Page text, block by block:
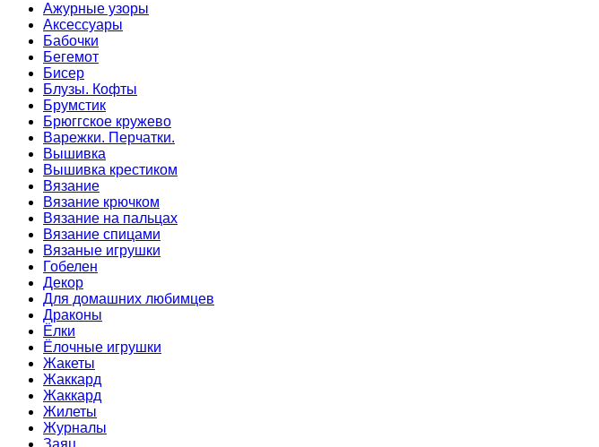
Ажурные узоры
Аксессуары
Бабочки
Бегемот
Бисер
Блузы. Кофты
Брумстик
Брюггское кружево
Варежки. Перчатки.
Вышивка
Вышивка крестиком
Вязание
Вязание крючком
Вязание на пальцах
Вязание спицами
Вязаные игрушки
Гобелен
Декор
Для домашних любимцев
Драконы
Ёлки
Ёлочные игрушки
Жакеты
Жаккард
Жаккард
Жилеты
Журналы